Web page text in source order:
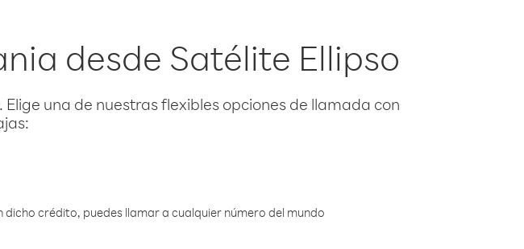
desde Satélite Ellipso
una de nuestras flexibles opciones de llamada con
crédito, puedes llamar a cualquier número del mundo